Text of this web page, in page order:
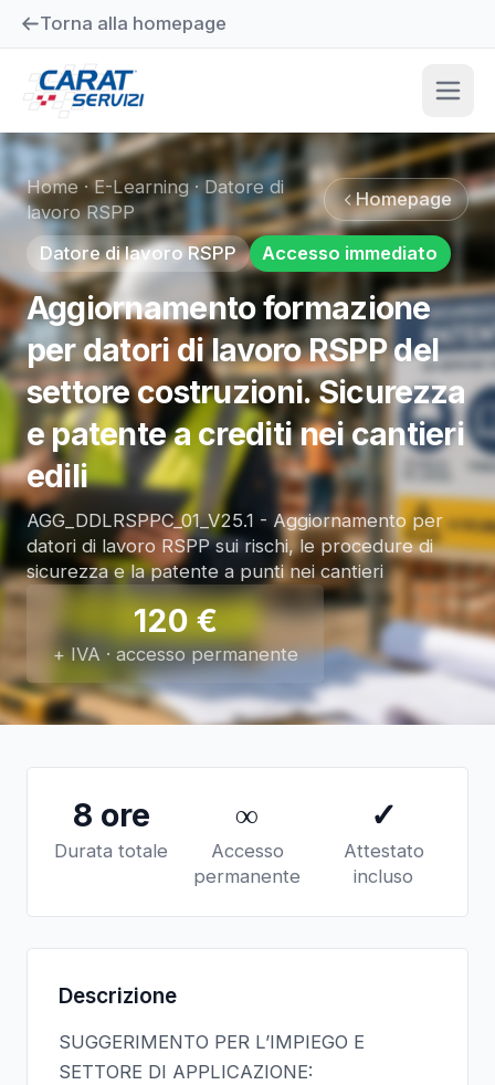
Torna alla homepage
Home·E-Learning· Datore di
lavoro RSPP
Homepage
Datore di lavoro RSPP Accesso immediato
Aggiornamento formazione
per datori di lavoro RSPP del
settore costruzioni. Sicurezza
e patente a crediti nei cantieri
edili
AGG_DDLRSPPC_01_V25.1 - Aggiornamento per
datori di lavoro RSPP sui rischi, le procedure di
sicurezza e la patente a punti nei cantieri
120 €
+ IVA · accesso permanente
8 ore
Durata totale
∞
Accesso
permanente
✓
Attestato
incluso
Descrizione
SUGGERIMENTO PER L’IMPIEGO E
SETTORE DI APPLICAZIONE: